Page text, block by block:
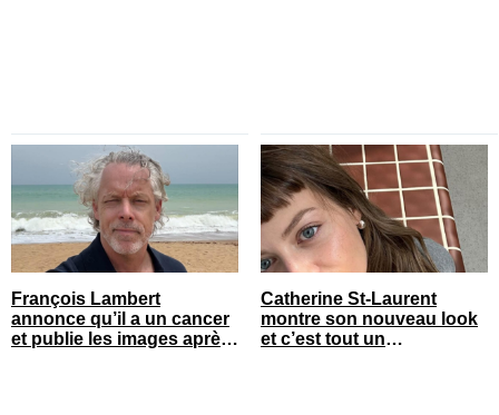
François Lambert
annonce qu’il a un cancer
et publie les images après
Catherine St-Laurent
montre son nouveau look
et c’est tout un